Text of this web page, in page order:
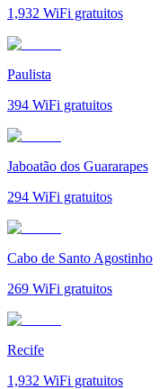
1,932 WiFi gratuitos
Paulista
394 WiFi gratuitos
Jaboatão dos Guararapes
294 WiFi gratuitos
Cabo de Santo Agostinho
269 WiFi gratuitos
Recife
1,932 WiFi gratuitos